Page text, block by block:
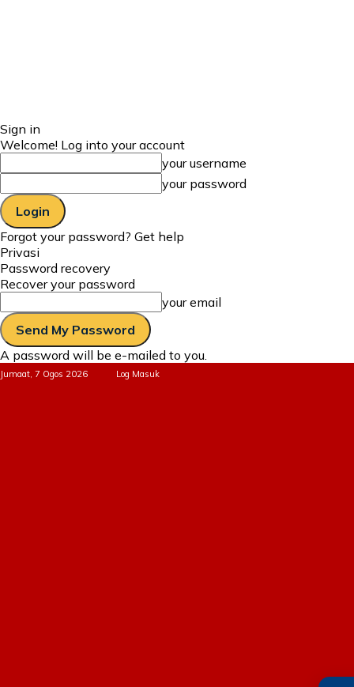
Sign in
Welcome! Log into your account
your username
your password
Forgot your password? Get help
Privasi
Password recovery
Recover your password
your email
A password will be e-mailed to you.
Jumaat, 7 Ogos 2026 Log Masuk